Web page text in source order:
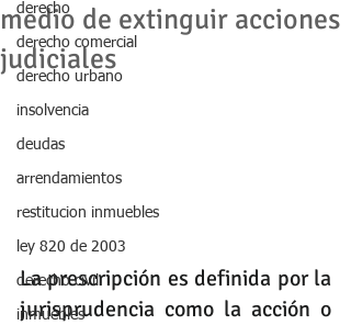
derecho
derecho comercial
derecho urbano
insolvencia
deudas
arrendamientos
restitucion inmuebles
ley 820 de 2003
derecho civil
inmuebles
medio de extinguir acciones
judiciales
La prescripción es definida por la
jurisprudencia como la acción o